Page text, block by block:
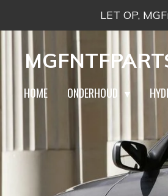
direct
naar
hoofdinhoud
LET OP,
HOME ONDERHOUD